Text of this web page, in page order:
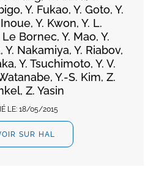
Y. Fukao, Y. Goto, Y.
Y. Kwon, Y. L.
Bornec, Y. Mao, Y.
Y. Nakamiya, Y. Riabov,
Y. Tsuchimoto, Y. V.
Y.-S. Kim, Z.
Z. Yasin
LE: 18/05/2015
SUR HAL